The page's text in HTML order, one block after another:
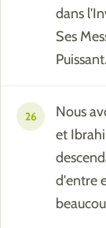
dans
Ses
Puissant.
26
Nous
et
d'entre